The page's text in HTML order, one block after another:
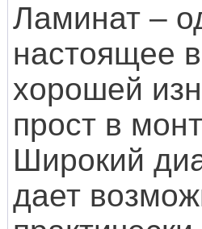
Ламинат –
настоящее
хорошей
прост в
Широкий
дает